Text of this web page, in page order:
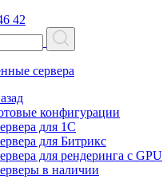
42
сервера
конфигурации
для 1С
для Битрикс
для рендеринга с GPU
в наличии